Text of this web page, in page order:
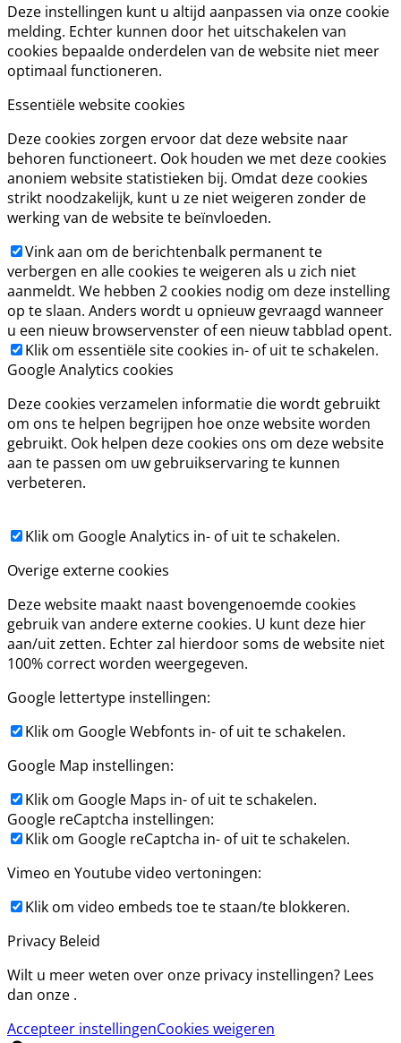
Deze instellingen kunt u altijd aanpassen via onze cookie
melding. Echter kunnen door het uitschakelen van
cookies bepaalde onderdelen van de website niet meer
optimaal functioneren.
Essentiële website cookies
Deze cookies zorgen ervoor dat deze website naar
behoren functioneert. Ook houden we met deze cookies
anoniem website statistieken bij. Omdat deze cookies
strikt noodzakelijk, kunt u ze niet weigeren zonder de
werking van de website te beïnvloeden.
Vink aan om de berichtenbalk permanent te
verbergen en alle cookies te weigeren als u zich niet
aanmeldt. We hebben 2 cookies nodig om deze instelling
op te slaan. Anders wordt u opnieuw gevraagd wanneer
u een nieuw browservenster of een nieuw tabblad opent.
Klik om essentiële site cookies in- of uit te schakelen.
Google Analytics cookies
Deze cookies verzamelen informatie die wordt gebruikt
om ons te helpen begrijpen hoe onze website worden
gebruikt. Ook helpen deze cookies ons om deze website
aan te passen om uw gebruikservaring te kunnen
verbeteren.
Klik om Google Analytics in- of uit te schakelen.
Overige externe cookies
Deze website maakt naast bovengenoemde cookies
gebruik van andere externe cookies. U kunt deze hier
aan/uit zetten. Echter zal hierdoor soms de website niet
100% correct worden weergegeven.
Google lettertype instellingen:
Klik om Google Webfonts in- of uit te schakelen.
Google Map instellingen:
Klik om Google Maps in- of uit te schakelen.
Google reCaptcha instellingen:
Klik om Google reCaptcha in- of uit te schakelen.
Vimeo en Youtube video vertoningen:
Klik om video embeds toe te staan/te blokkeren.
Privacy Beleid
Wilt u meer weten over onze privacy instellingen? Lees
dan onze .
Accepteer instellingenCookies weigeren